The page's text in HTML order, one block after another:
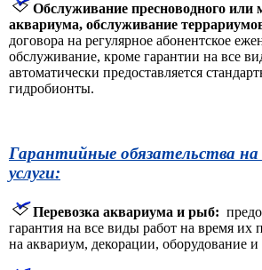
Обслуживание пресноводного или
аквариума, обслуживание
договора на регулярное абонентское
обслуживание, кроме гарантии на все
автоматически предоставляется
гидробионты.
Гарантийные обязательства на
услуги:
Перевозка аквариума и рыб:
гарантия на все виды работ на время их
на аквариум, декорации, оборудование